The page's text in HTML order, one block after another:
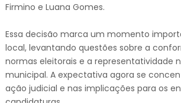
Firmino e Luana Gomes.
Essa decisão marca um momento
local, levantando questões sobre a
normas eleitorais e a representatividade
municipal. A expectativa agora se
ação judicial e nas implicações para os